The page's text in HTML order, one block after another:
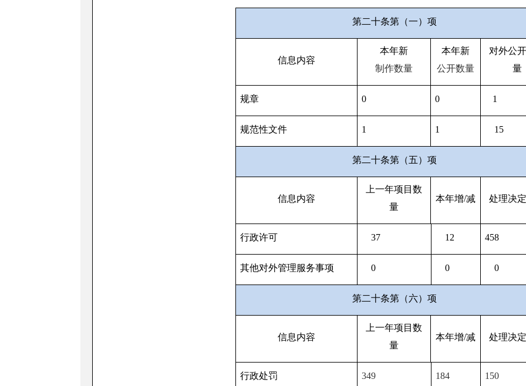
第二十条第（一）项
信息内容
本年新
制作数量
本年新
公开数量
对外公
量
规章 0 0 1
规范性文件 1 1 15
第二十条第（五）项
信息内容
上一年项目数
量
本年增/减 处理决
行政许可 37 12 458
其他对外管理服务事项 0 0 0
第二十条第（六）项
信息内容
上一年项目数
量
本年增/减 处理决
行政处罚 349 184 150